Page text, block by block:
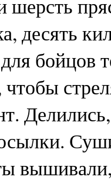
шерсть
десять
бойцов